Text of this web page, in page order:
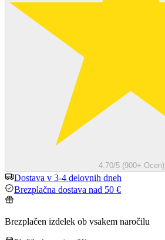
4.70/5 (900+ Ocen)
Dostava v 3-4 delovnih dneh
Brezplačna dostava nad 50 €
Brezplačen izdelek ob vsakem naročilu